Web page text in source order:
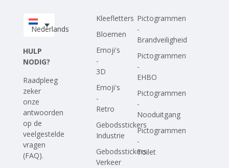
Upload je eigen ontwerp
Nederlands
HULP
NODIG?
Raadpleeg
zeker
onze
antwoorden
op de
veelgestelde
vragen
(FAQ).
Kleefletters
Bloemen
Emoji's
-
3D
Emoji's
-
Retro
Gebodsstickers
Industrie
Gebodsstickers
Verkeer
Pictogrammen
-
Brandveiligheid
Pictogrammen
-
EHBO
Pictogrammen
-
Nooduitgang
Pictogrammen
-
Toilet